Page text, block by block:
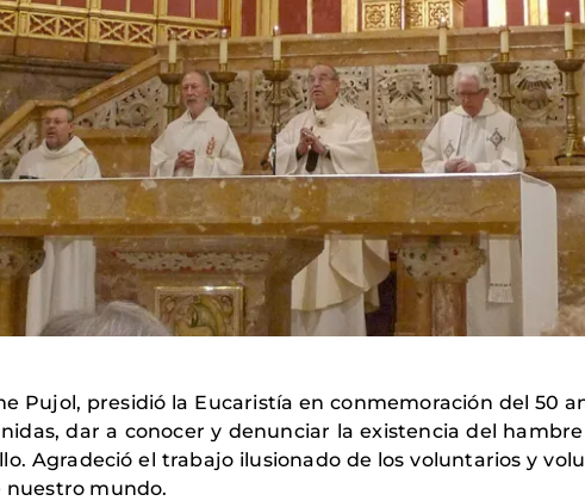
Pujol, presidió la Eucaristía en conmemoración del 50
dar a conocer y denunciar la existencia del
Agradeció el trabajo ilusionado de los voluntarios y
nuestro mundo.